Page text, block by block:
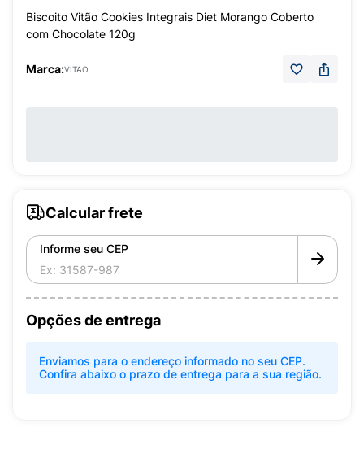
Biscoito Vitão Cookies Integrais Diet Morango Coberto
com Chocolate 120g
Marca:VITAO
Calcular frete
Informe seu CEP
Opções de entrega
Enviamos para o endereço informado no seu CEP.
Confira abaixo o prazo de entrega para a sua região.